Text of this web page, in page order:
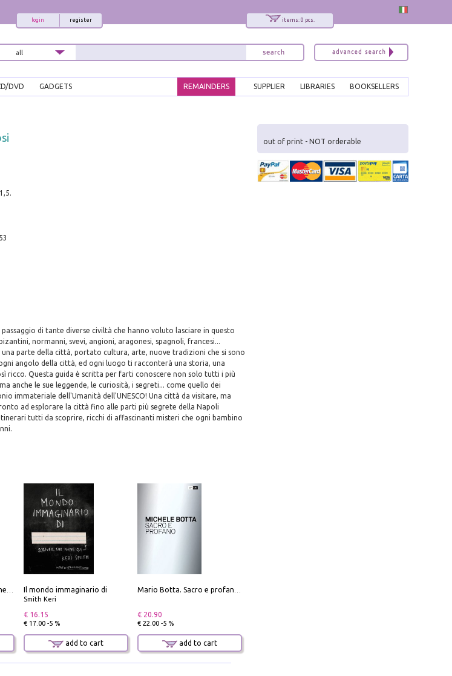
items: 0 pcs.
register
login
DVD GADGETS BOOKSELLERS
LIBRARIES
SUPPLIER
REMAINDERS
di tante diverse civiltà che hanno voluto lasciare in questo
normanni, svevi, angioni, aragonesi, spagnoli, francesi...
parte della città, portato cultura, arte, nuove tradizioni che si sono
angolo della città, ed ogni luogo ti racconterà una storia, una
ricco. Questa guida è scritta per farti conoscere non solo tutti i più
anche le sue leggende, le curiosità, i segreti... come quello dei
immateriale dell'Umanità dell'UNESCO! Una città da visitare, ma
ad esplorare la città fino alle parti più segrete della Napoli
tutti da scoprire, ricchi di affascinanti misteri che ogni bambino
Il mondo immaginario di
Smith Keri
€ 16.15
€ 17.00 -5 %
add to cart
€ 20.90
€ 22.00 -5 %
add to cart
out of print - NOT orderable
x
Interessato ai nostri libri?
Allora iscriviti alla nostra newsletter!
Sarai informato delle nostre novità, potrai
comunque cancellarti quando desideri.